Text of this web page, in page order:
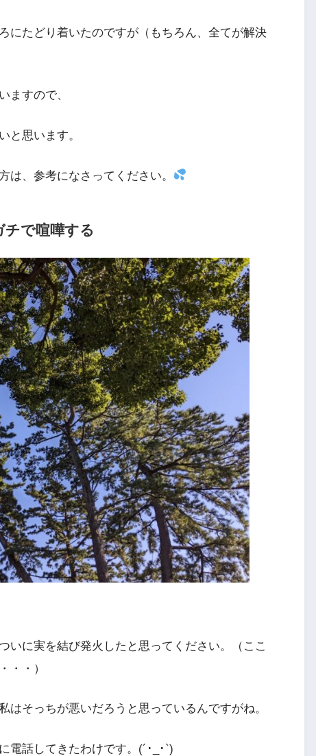
にたどり着いたのですが（もちろん、全てが解決
ますので、
と思います。
は、参考になさってください。
で喧嘩する
いに実を結び発火したと思ってください。（ここ
・・）
はそっちが悪いだろうと思っているんですがね。
電話してきたわけです。(´･_･`)